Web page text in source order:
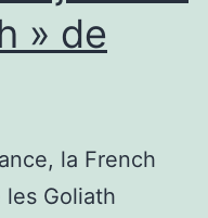
» de
la French
Goliath